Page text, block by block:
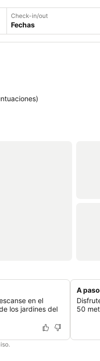
Check-in/out
Fechas
)
en el
los jardines del
A
50